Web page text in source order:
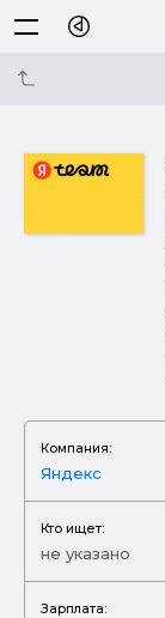
Компания:
Яндекс
Кто ищет:
не указано
Зарплата: